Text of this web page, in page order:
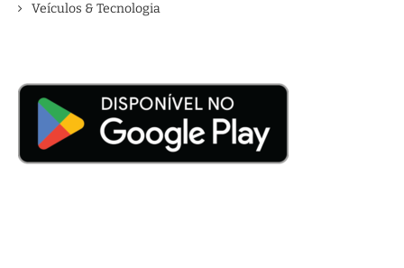
Veículos & Tecnologia